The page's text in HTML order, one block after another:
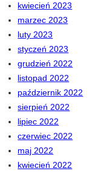
kwiecień 2023
marzec 2023
luty 2023
styczeń 2023
grudzień 2022
listopad 2022
październik 2022
sierpień 2022
lipiec 2022
czerwiec 2022
maj 2022
kwiecień 2022